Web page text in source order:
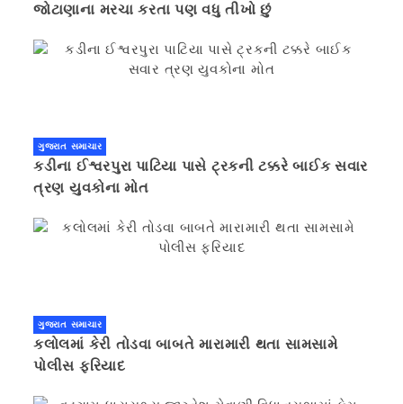
જોટાણાના મરચા કરતા પણ વધુ તીખો છું
ગુજરાત સમાચાર
કડીના ઈશ્વરપુરા પાટિયા પાસે ટ્રકની ટક્કરે બાઈક સવાર
ત્રણ યુવકોના મોત
ગુજરાત સમાચાર
કલોલમાં કેરી તોડવા બાબતે મારામારી થતા સામસામે
પોલીસ ફરિયાદ